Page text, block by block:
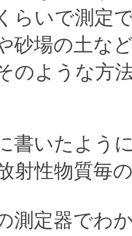
らいで測定
砂場の土な
のような方
書いたよう
射性物質毎
測定器でわ